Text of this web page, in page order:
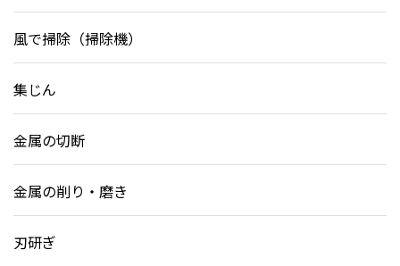
風で掃除（掃除機）
集じん
金属の切断
金属の削り・磨き
刃研ぎ